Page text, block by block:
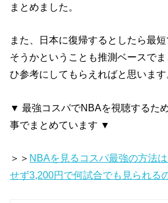
まとめました。
また、日本に復帰するとしたら最
そうかということも推測ベースで
ひ参考にしてもらえればと思います
▼ 最強コスパでNBAを視聴するた
事でまとめています ▼
＞＞ NBAを見るコスパ最強の方法
せず3,200円で何試合でも見られる